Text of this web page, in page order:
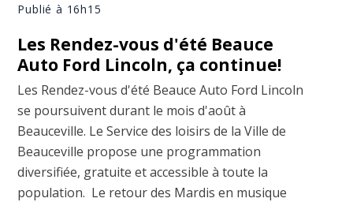
Publié à 16h15
Les Rendez-vous d'été Beauce
Auto Ford Lincoln, ça continue!
Les Rendez-vous d'été Beauce Auto Ford Lincoln
se poursuivent durant le mois d'août à
Beauceville. Le Service des loisirs de la Ville de
Beauceville propose une programmation
diversifiée, gratuite et accessible à toute la
population. Le retour des Mardis en musique